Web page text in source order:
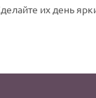
их день